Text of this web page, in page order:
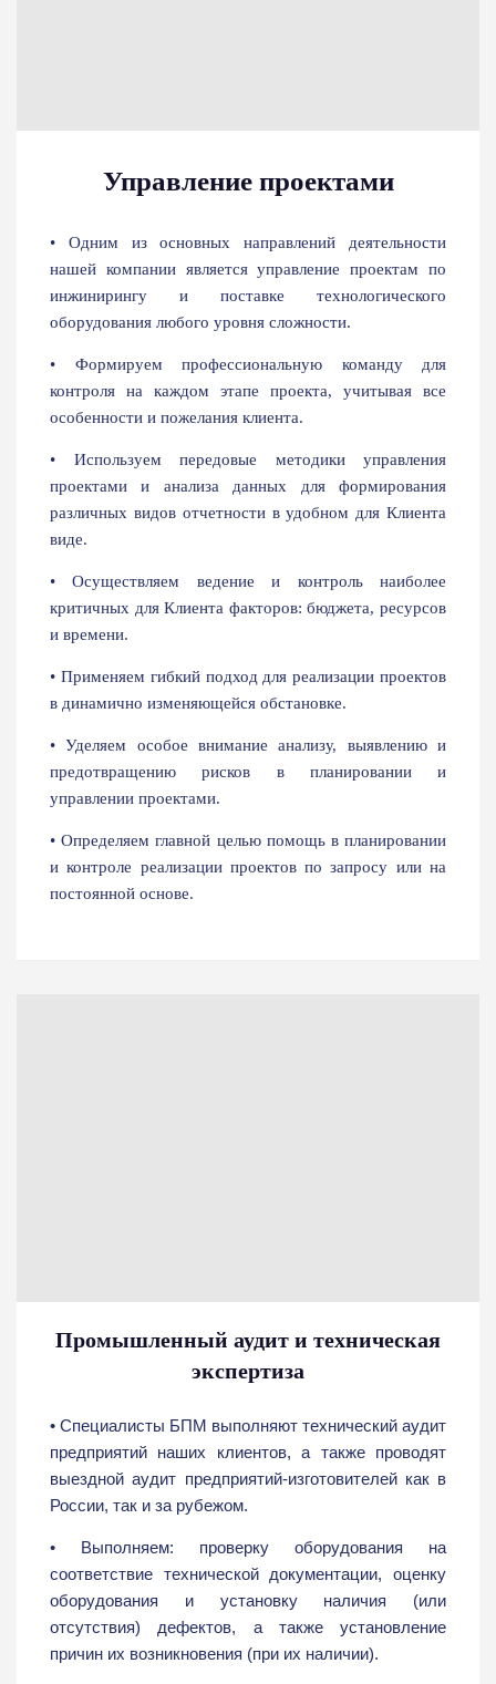
Управление проектами
• Одним из основных направлений деятельности
нашей компании является управление проектам по
инжинирингу и поставке технологического
оборудования любого уровня сложности.
• Формируем профессиональную команду для
контроля на каждом этапе проекта, учитывая все
особенности и пожелания клиента.
• Используем передовые методики управления
проектами и анализа данных для формирования
различных видов отчетности в удобном для Клиента
виде.
• Осуществляем ведение и контроль наиболее
критичных для Клиента факторов: бюджета, ресурсов
и времени.
• Применяем гибкий подход для реализации проектов
в динамично изменяющейся обстановке.
• Уделяем особое внимание анализу, выявлению и
предотвращению рисков в планировании и
управлении проектами.
• Определяем главной целью помощь в планировании
и контроле реализации проектов по запросу или на
постоянной основе.
Промышленный аудит и техническая
экспертиза
• Специалисты БПМ выполняют технический аудит
предприятий наших клиентов, а также проводят
выездной аудит предприятий-изготовителей как в
России, так и за рубежом.
• Выполняем: проверку оборудования на
соответствие технической документации, оценку
оборудования и установку наличия (или
отсутствия) дефектов, а также установление
причин их возникновения (при их наличии).